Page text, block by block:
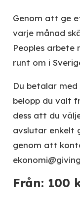
Genom att ge
varje månad
Peoples
runt om i
Du betalar
belopp du valt
dess att du
avslutar enkelt
genom att
Från: 100